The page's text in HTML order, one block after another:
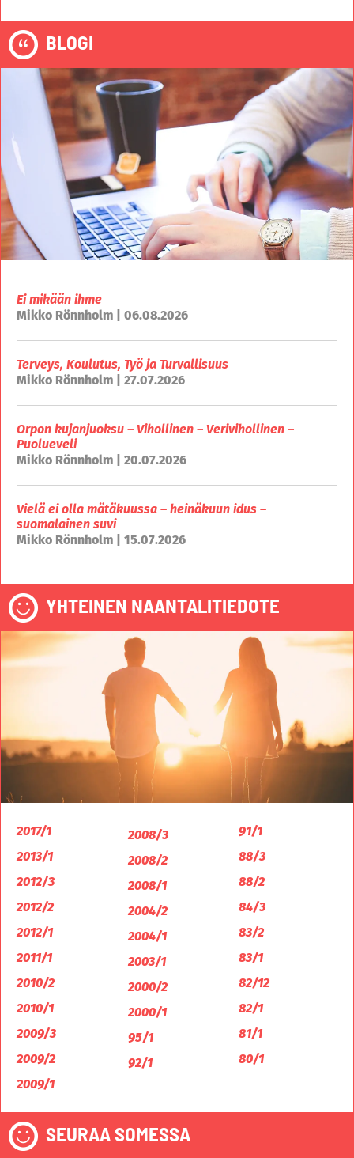
BLOGI
Ei mikään ihme
Mikko Rönnholm | 06.08.2026
Terveys, Koulutus, Työ ja Turvallisuus
Mikko Rönnholm | 27.07.2026
Orpon kujanjuoksu – Vihollinen – Verivihollinen –
Puolueveli
Mikko Rönnholm | 20.07.2026
Vielä ei olla mätäkuussa – heinäkuun idus –
suomalainen suvi
Mikko Rönnholm | 15.07.2026
YHTEINEN NAANTALITIEDOTE
2017/1
2013/1
2012/3
2012/2
2012/1
2011/1
2010/2
2010/1
2009/3
2009/2
2009/1
2008/3
2008/2
2008/1
2004/2
2004/1
2003/1
2000/2
2000/1
95/1
92/1
91/1
88/3
88/2
84/3
83/2
83/1
82/12
82/1
81/1
80/1
SEURAA SOMESSA